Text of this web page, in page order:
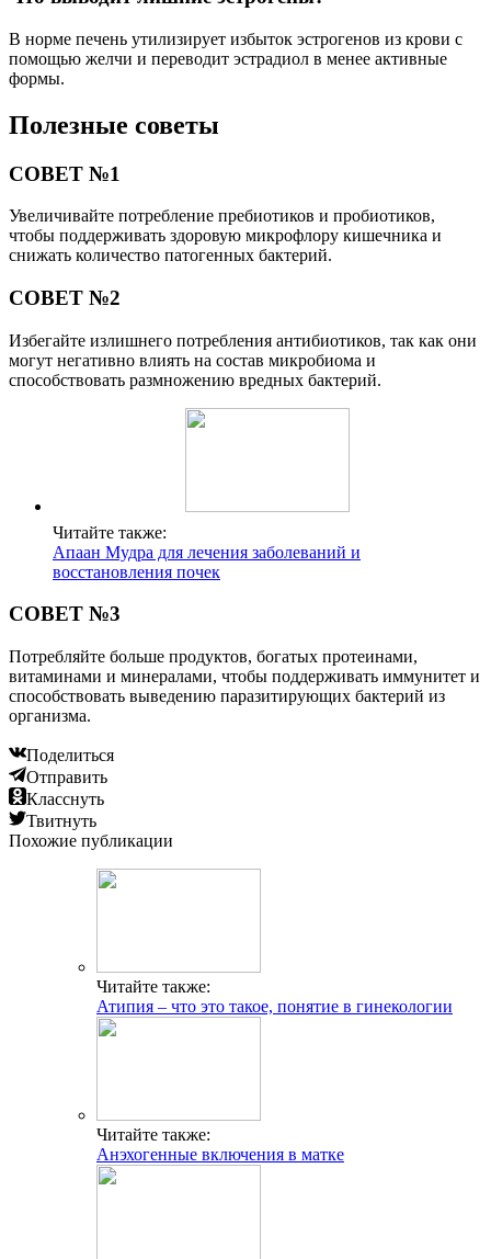
В норме печень утилизирует избыток эстрогенов из крови с
помощью желчи и переводит эстрадиол в менее активные
формы.
Полезные советы
СОВЕТ №1
Увеличивайте потребление пребиотиков и пробиотиков,
чтобы поддерживать здоровую микрофлору кишечника и
снижать количество патогенных бактерий.
СОВЕТ №2
Избегайте излишнего потребления антибиотиков, так как они
могут негативно влиять на состав микробиома и
способствовать размножению вредных бактерий.
Читайте также:
Апаан Мудра для лечения заболеваний и
восстановления почек
СОВЕТ №3
Потребляйте больше продуктов, богатых протеинами,
витаминами и минералами, чтобы поддерживать иммунитет и
способствовать выведению паразитирующих бактерий из
организма.
Поделиться
Отправить
Класснуть
Твитнуть
Похожие публикации
Читайте также:
Атипия – что это такое, понятие в гинекологии
Читайте также:
Анэхогенные включения в матке